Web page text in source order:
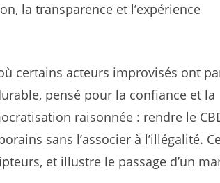
la transparence et l’expérience
certains acteurs improvisés ont
pensé pour la confiance et la
raisonnée : rendre le
sans l’associer à l’illégalité.
et illustre le passage d’un